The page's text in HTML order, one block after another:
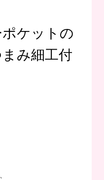
ケットの
み細工付